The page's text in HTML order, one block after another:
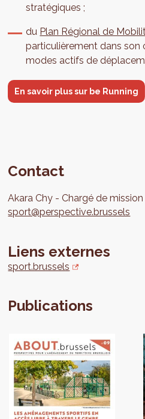
stratégiques ;
du Plan Régional de
particulièrement dans
modes actifs de
En savoir plus sur be Running
Contact
Akara Chy
Chargé de
sport@perspective.brussels
Liens externes
sport.brussels
Publications